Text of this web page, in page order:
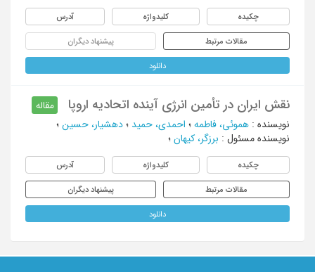
چکیده کلیدواژه آدرس
مقالات مرتبط پیشنهاد دیگران
دانلود
نقش ایران در تأمین انرژی آینده اتحادیه اروپا
مقاله
نویسنده : هموئی، فاطمه ؛ احمدی، حمید ؛ دهشیار، حسین ؛
نویسنده مسئول : برزگر، کیهان ؛
چکیده کلیدواژه آدرس
مقالات مرتبط پیشنهاد دیگران
دانلود